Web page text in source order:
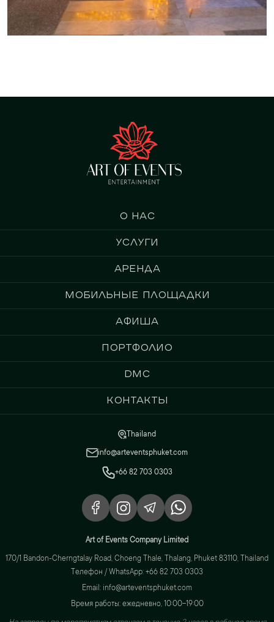
О нас
Услуги
Аренда
Мобильные площадки
Афиша
Портфолио
DMC
Контакты
Thailand
info@arteventsphuket.com
+66 82 703 0303
Art of Events Company Limited
170/1 Bandon-Cherngtalay Road, Choeng Thale, Thalang, Phuket 83110, Thailand
Телефон / WhatsApp: +66 82 703 0303
Email: info@arteventsphuket.com
Время работы: ежедневно, 10:00–19:00